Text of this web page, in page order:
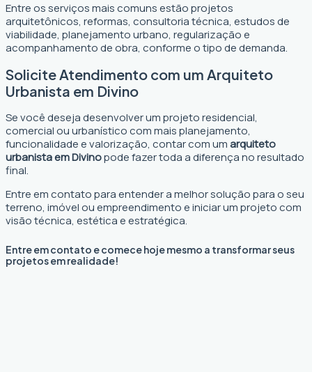
Entre os serviços mais comuns estão projetos
arquitetônicos, reformas, consultoria técnica, estudos de
viabilidade, planejamento urbano, regularização e
acompanhamento de obra, conforme o tipo de demanda.
Solicite Atendimento com um Arquiteto
Urbanista em Divino
Se você deseja desenvolver um projeto residencial,
comercial ou urbanístico com mais planejamento,
funcionalidade e valorização, contar com umarquiteto
urbanista em Divinopode fazer toda a diferença no resultado
final.
Entre em contato para entender a melhor solução para o seu
terreno, imóvel ou empreendimento e iniciar um projeto com
visão técnica, estética e estratégica.
Entre em contato e comece hoje mesmo a transformar seus
projetos em realidade!